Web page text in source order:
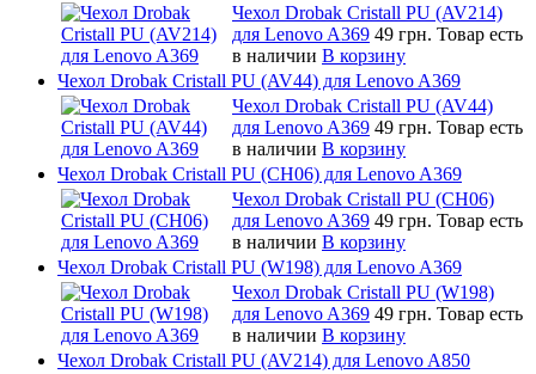
Чехол Drobak Cristall PU (AV214)
для Lenovo A369 49 грн. Товар есть
в наличии В корзину
Чехол Drobak Cristall PU (AV44) для Lenovo A369
Чехол Drobak Cristall PU (AV44)
для Lenovo A369 49 грн. Товар есть
в наличии В корзину
Чехол Drobak Cristall PU (CH06) для Lenovo A369
Чехол Drobak Cristall PU (CH06)
для Lenovo A369 49 грн. Товар есть
в наличии В корзину
Чехол Drobak Cristall PU (W198) для Lenovo A369
Чехол Drobak Cristall PU (W198)
для Lenovo A369 49 грн. Товар есть
в наличии В корзину
Чехол Drobak Cristall PU (AV214) для Lenovo A850